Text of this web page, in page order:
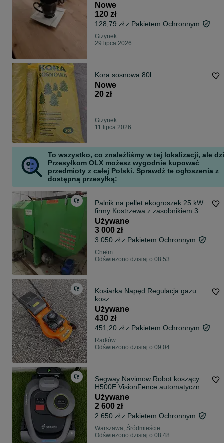
Nowe
120 zł
128,79 zł z Pakietem Ochronnym
Giżynek
29 lipca 2026
Kora sosnowa 80l
Nowe
20 zł
Giżynek
11 lipca 2026
To wszystko, co znaleźliśmy w tej lokalizacji, ale
Przesyłkom OLX możesz wygodnie kupować
przedmioty z całej Polski. Sprawdź te ogłoszenia z
dostępną przesyłką:
Palnik na pellet ekogroszek 25 kW
firmy Kostrzewa z zasobnikiem 300
kg
Używane
3 000 zł
3 050 zł z Pakietem Ochronnym
Chełm
Odświeżono dzisiaj o 08:53
Kosiarka Napęd Regulacja gazu
kosz
Używane
430 zł
451,20 zł z Pakietem Ochronnym
Radłów
Odświeżono dzisiaj o 09:04
Segway Navimow Robot koszący
H500E VisionFence automatyczna
kosiarka WI-FI
Używane
2 600 zł
2 650 zł z Pakietem Ochronnym
Warszawa, Śródmieście
Odświeżono dzisiaj o 08:48